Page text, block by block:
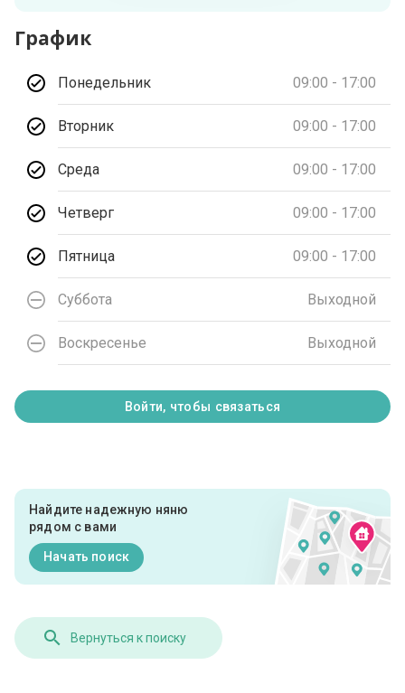
График
Понедельник 09:00 - 17:00
Вторник 09:00 - 17:00
Среда 09:00 - 17:00
Четверг 09:00 - 17:00
Пятница 09:00 - 17:00
Суббота Выходной
Воскресенье Выходной
Войти, чтобы связаться
Найдите надежную няню
рядом с вами
Начать поиск
Вернуться к поиску